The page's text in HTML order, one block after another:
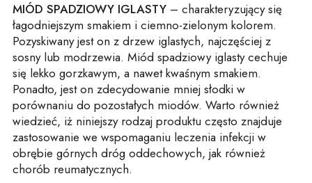
MIÓD SPADZIOWY IGLASTY – charakteryzujący się
łagodniejszym smakiem i ciemno-zielonym kolorem.
Pozyskiwany jest on z drzew iglastych, najczęściej z
sosny lub modrzewia. Miód spadziowy iglasty cechuje
się lekko gorzkawym, a nawet kwaśnym smakiem.
Ponadto, jest on zdecydowanie mniej słodki w
porównaniu do pozostałych miodów. Warto również
wiedzieć, iż niniejszy rodzaj produktu często znajduje
zastosowanie we wspomaganiu leczenia infekcji w
obrębie górnych dróg oddechowych, jak również
chorób reumatycznych.